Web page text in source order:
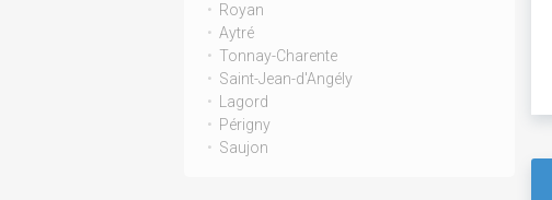
Royan
Aytré
Tonnay-Charente
Saint-Jean-d'Angély
Lagord
Périgny
Saujon